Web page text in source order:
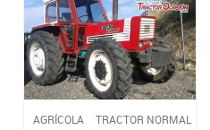
AGRÍCOLA TRACTOR NORMAL